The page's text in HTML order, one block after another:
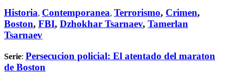
Historia, Contemporanea, Terrorismo, Crimen,
Boston, FBI, Dzhokhar Tsarnaev, Tamerlan
Tsarnaev
Serie: Persecucion policial: El atentado del maraton
de Boston